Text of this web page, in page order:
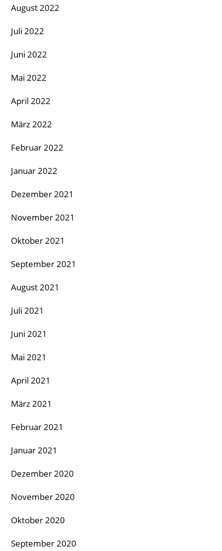
August 2022
Juli 2022
Juni 2022
Mai 2022
April 2022
März 2022
Februar 2022
Januar 2022
Dezember 2021
November 2021
Oktober 2021
September 2021
August 2021
Juli 2021
Juni 2021
Mai 2021
April 2021
März 2021
Februar 2021
Januar 2021
Dezember 2020
November 2020
Oktober 2020
September 2020